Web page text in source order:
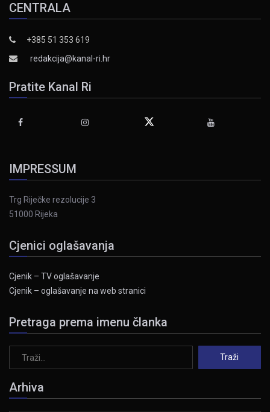
CENTRALA
+385 51 353 619
redakcija@kanal-ri.hr
Pratite Kanal Ri
IMPRESSUM
Trg Riječke rezolucije 3
51000 Rijeka
Cjenici oglašavanja
Cjenik – TV oglašavanje
Cjenik – oglašavanje na web stranici
Pretraga prema imenu članka
Arhiva